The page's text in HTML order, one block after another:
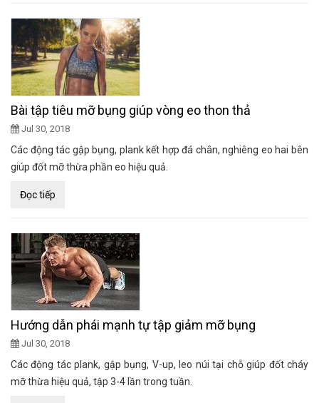
Bài tập tiêu mỡ bụng giúp vòng eo thon thả
Jul 30, 2018
Các động tác gập bụng, plank kết hợp đá chân, nghiêng eo hai bên
giúp đốt mỡ thừa phần eo hiệu quả.
Đọc tiếp
Hướng dẫn phái mạnh tự tập giảm mỡ bụng
Jul 30, 2018
Các động tác plank, gập bụng, V-up, leo núi tại chỗ giúp đốt cháy
mỡ thừa hiệu quả, tập 3-4 lần trong tuần.